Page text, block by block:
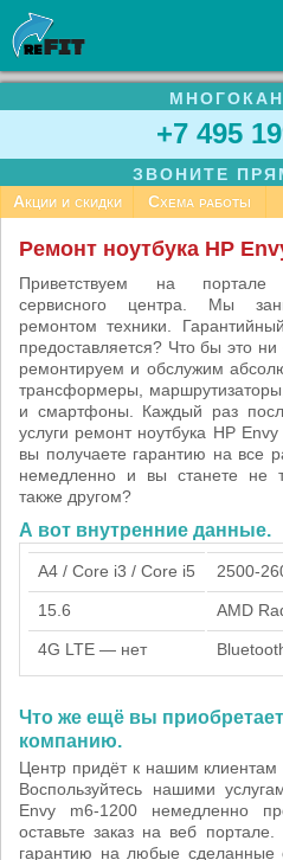
+7 495
ЗВОНИТЕ
Акции и скидки
Схема работы
Ремонт ноутбука HP
Приветствуем на портале
сервисного центра. Мы
ремонтом техники.
предоставляется? Что бы это
ремонтируем и обслужим
трансформеры,
и смартфоны. Каждый раз
услуги ремонт ноутбука HP
вы получаете гарантию на все
немедленно и вы станете не
также другом?
А вот внутренние данные.
A4 / Core i3 / Core i5 2500-
15.6 AMD
4G LTE — нет
Что же ещё вы
компанию.
Центр придёт к нашим клиентам
Воспользуйтесь нашими
Envy m6-1200 немедленно
оставьте заказ на веб
гарантию на любые сделанные